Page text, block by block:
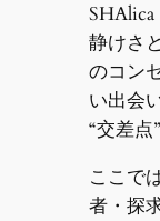
SHAlica
静けさ
のコン
い出会
“交差点
ここで
者・探